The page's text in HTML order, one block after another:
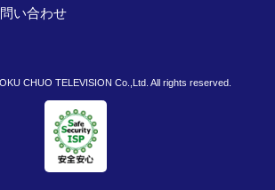
い合わせ
CHUO TELEVISION Co.,Ltd. All rights reserved.